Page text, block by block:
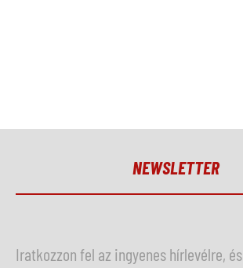
NEWSLETTER
Iratkozzon fel az ingyenes hírlevélre, és